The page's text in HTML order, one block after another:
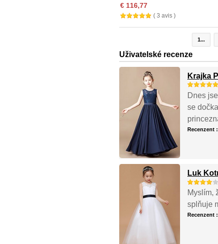
€ 116,77
( 3 avis )
1...
Uživatelské recenze
Krajka
Dnes
se
Recenzent
Luk
Myslím,
splňuje
Recenzent